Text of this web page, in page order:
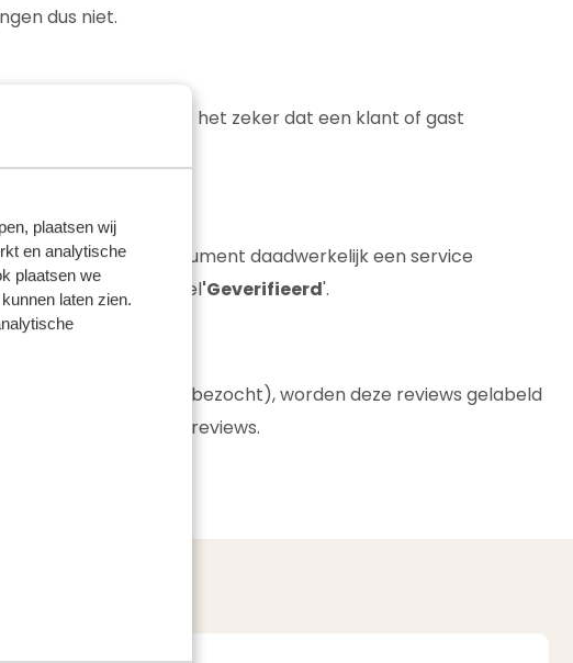
plaatsen wij
en analytische
plaatsen we
laten zien.
dus niet.
bevestigt. Zo is het zeker dat een klant of gast
bewijs dat de consument daadwerkelijk een service
aan het label'Geverifieerd'.
hebben bezocht), worden deze reviews gelabeld
niet-geverifieerde reviews.